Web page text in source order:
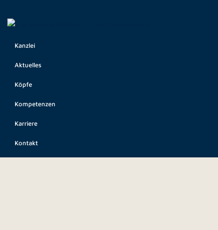
Kanzlei
Aktuelles
Köpfe
Kompetenzen
Karriere
Kontakt